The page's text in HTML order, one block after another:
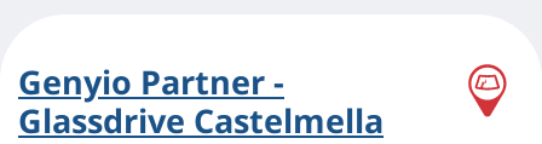
Genyio Partner -
Glassdrive Castelmella